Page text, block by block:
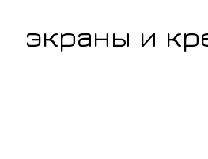
экраны и